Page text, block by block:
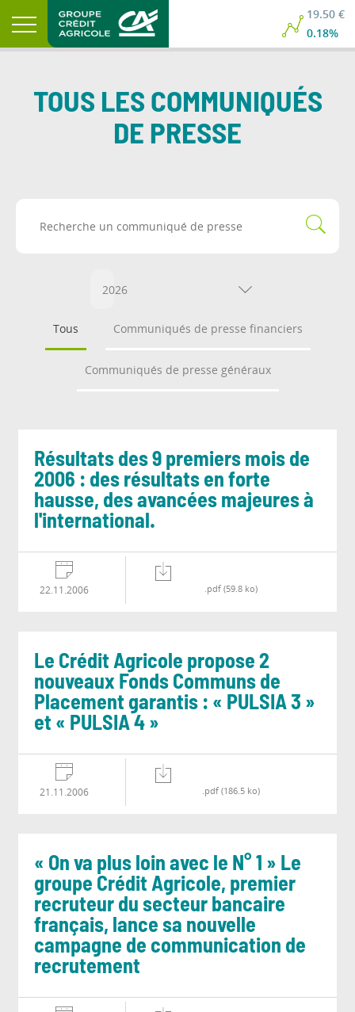
19.50 €
0.18%
TOUS LES COMMUNIQUÉS
DE PRESSE
2026
Tous Communiqués de presse financiers
Communiqués de presse généraux
Résultats des 9 premiers mois de
2006 : des résultats en forte
hausse, des avancées majeures à
l'international.
22.11.2006 .pdf (59.8 ko)
Le Crédit Agricole propose 2
nouveaux Fonds Communs de
Placement garantis : « PULSIA 3 »
et « PULSIA 4 »
21.11.2006 .pdf (186.5 ko)
« On va plus loin avec le N° 1 » Le
groupe Crédit Agricole, premier
recruteur du secteur bancaire
français, lance sa nouvelle
campagne de communication de
recrutement